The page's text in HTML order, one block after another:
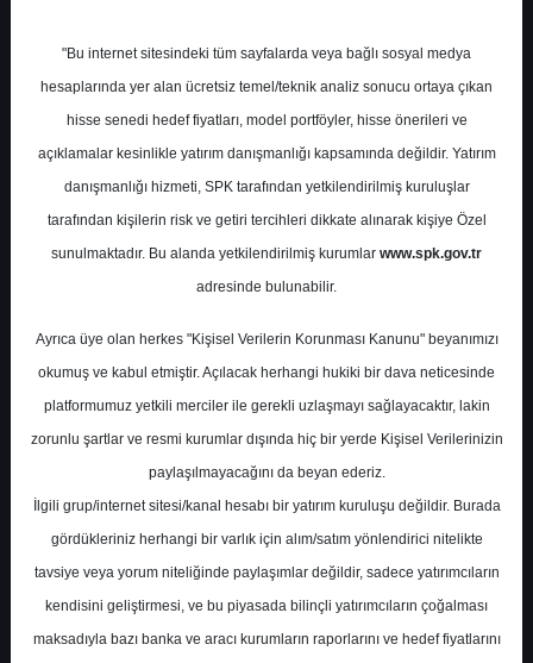
Ana Sayfa Raporlar
Vakıf Yatırım
Rapor Detay
Model Portföy
Vakıf Yatırım 08 Ocak 2025
Vakıf Yatırım, ASELSAN'ı 108,00 TL hedef
fiyat ile model portföyüne eklerken, Vestel
Elektronik'i model portföyünden çıkardı
"Bu internet sitesindeki tüm sayfalarda veya bağlı sosyal medya
hesaplarında yer alan ücretsiz temel/teknik analiz sonucu ortaya çıkan
hisse senedi hedef fiyatları, model portföyler, hisse önerileri ve
açıklamalar kesinlikle yatırım danışmanlığı kapsamında değildir. Yatırım
danışmanlığı hizmeti, SPK tarafından yetkilendirilmiş kuruluşlar
tarafından kişilerin risk ve getiri tercihleri dikkate alınarak kişiye Özel
sunulmaktadır. Bu alanda yetkilendirilmiş kurumlar www.spk.gov.tr
adresinde bulunabilir.
Ayrıca üye olan herkes "Kişisel Verilerin Korunması Kanunu" beyanımızı
okumuş ve kabul etmiştir. Açılacak herhangi hukiki bir dava neticesinde
platformumuz yetkili merciler ile gerekli uzlaşmayı sağlayacaktır, lakin
zorunlu şartlar ve resmi kurumlar dışında hiç bir yerde Kişisel Verilerinizin
paylaşılmayacağını da beyan ederiz.
İlgili grup/internet sitesi/kanal hesabı bir yatırım kuruluşu değildir. Burada
gördükleriniz herhangi bir varlık için alım/satım yönlendirici nitelikte
tavsiye veya yorum niteliğinde paylaşımlar değildir, sadece yatırımcıların
kendisini geliştirmesi, ve bu piyasada bilinçli yatırımcıların çoğalması
maksadıyla bazı banka ve aracı kurumların raporlarını ve hedef fiyatlarını